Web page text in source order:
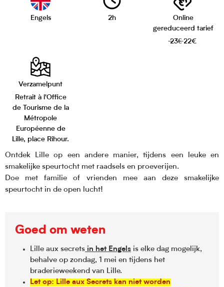
Engels 2h
Online
gereduceerd tarief
̶23€̶ 22€
Verzamelpunt
Retrait à l'Office
de Tourisme de la
Métropole
Européenne de
Lille, place Rihour.
Ontdek Lille op een andere manier, tijdens een leuke en
smakelijke speurtocht met raadsels en proeverijen.
Doe met familie of vrienden mee aan deze smakelijke
speurtocht in de open lucht!
Goed om weten
Lille aux secrets in het Engels is elke dag mogelijk,
behalve op zondag, 1 mei en tijdens het
braderieweekend van Lille.
Let op: Lille aux Secrets kan niet worden